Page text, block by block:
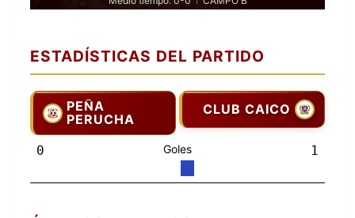
ESTADÍSTICAS DEL PARTIDO
PEÑA
PERUCHA
CLUB CAICO
0 Goles 1